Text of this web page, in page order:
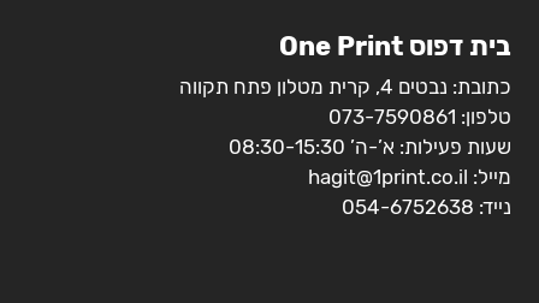
בית דפוס One Print
כתובת: נבטים 4, קרית מטלון פתח תקווה
טלפון: 073-7590861
שעות פעילות: א’-ה’ 08:30-15:30
מייל: hagit@1print.co.il
נייד: 054-6752638